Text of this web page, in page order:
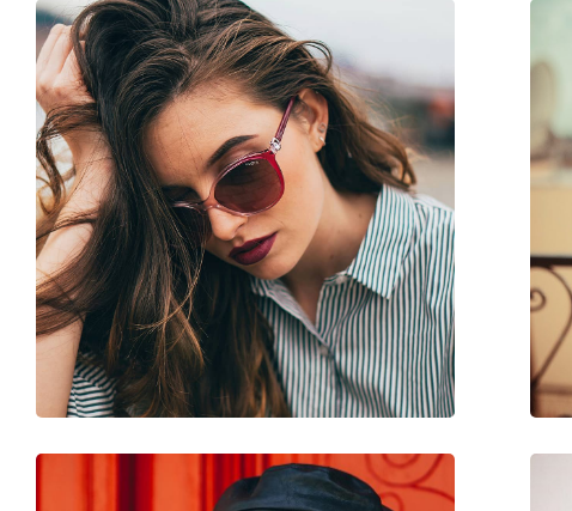
Παρέχονται με θήκη:
Ναι
Πανί καθαρισμού:
Άλλα
Τύπος:
Ανδρικά
Κατηγορία:
Γυαλιά Ηλίου
Μάρκα:
Vogue
Χρήση:
Μόδα
Κωδικός Προϊόντος / Μοντέλο:
0VO 5432S W65613 51